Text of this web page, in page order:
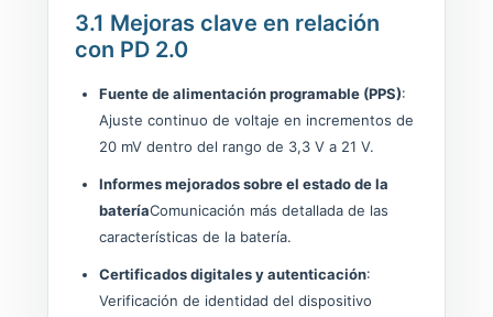
3.1 Mejoras clave en relación
con PD 2.0
Fuente de alimentación programable (PPS):
Ajuste continuo de voltaje en incrementos de
20 mV dentro del rango de 3,3 V a 21 V.
Informes mejorados sobre el estado de la
bateríaComunicación más detallada de las
características de la batería.
Certificados digitales y autenticación:
Verificación de identidad del dispositivo